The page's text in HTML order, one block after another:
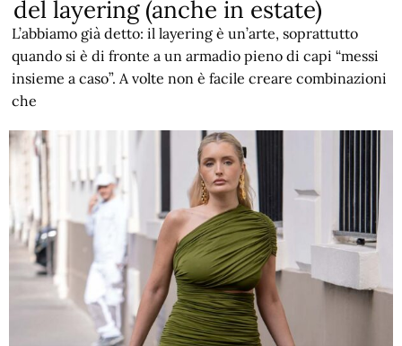
del layering (anche in estate)
L’abbiamo già detto: il layering è un’arte, soprattutto
quando si è di fronte a un armadio pieno di capi “messi
insieme a caso”. A volte non è facile creare combinazioni
che